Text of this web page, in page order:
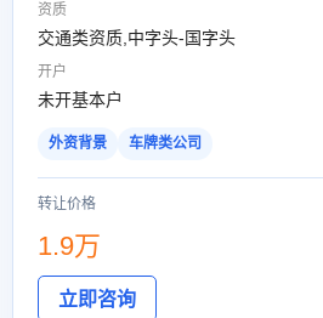
资质
交通类资质,中字头-国字头
开户
未开基本户
外资背景 车牌类公司
转让价格
1.9万
立即咨询